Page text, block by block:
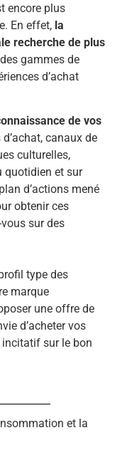
encore plus
En effet, la
recherche de plus
gammes de
d’achat
de vos
canaux de
culturelles,
quotidien et sur
d’actions mené
obtenir ces
sur des
type des
marque
une offre de
d’acheter vos
sur le bon
et la